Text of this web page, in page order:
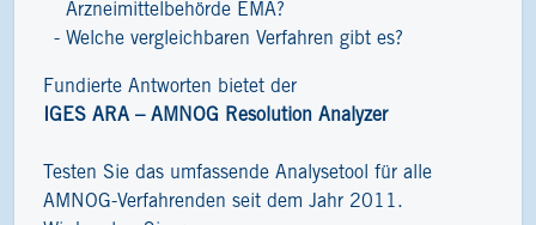
Arzneimittelbehörde EMA?
Welche vergleichbaren Verfahren gibt es?
Fundierte Antworten bietet der
IGES ARA – AMNOG Resolution Analyzer
Testen Sie das umfassende Analysetool für alle
AMNOG-Verfahrenden seit dem Jahr 2011.